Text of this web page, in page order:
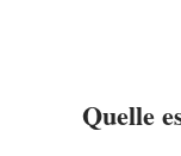
Quelle